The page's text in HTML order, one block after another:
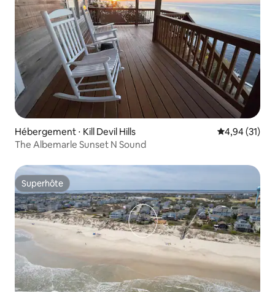
Hébergement ⋅ Kill Devil Hills Évaluation
4,94 (31)
The Albemarle Sunset N Sound
Superhôte
Superhôte